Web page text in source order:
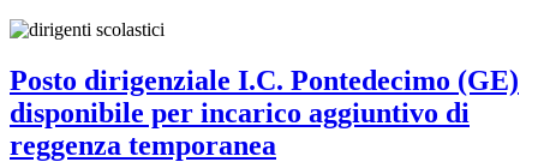
Posto dirigenziale I.C. Pontedecimo (GE)
disponibile per incarico aggiuntivo di
reggenza temporanea